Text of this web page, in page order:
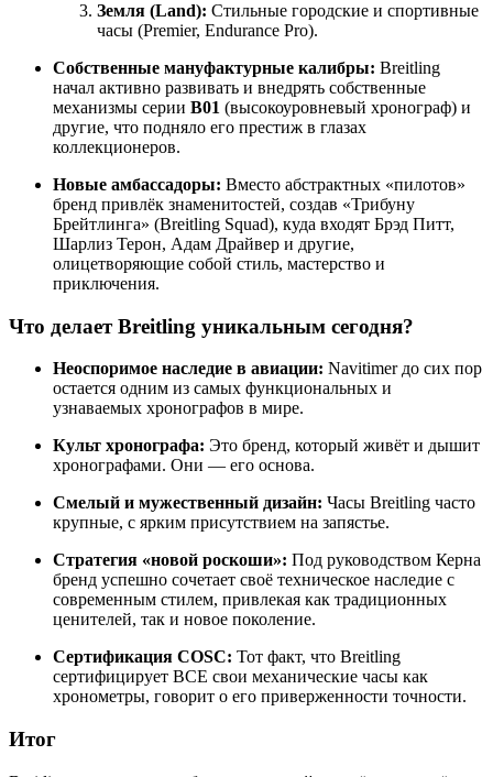
Земля (Land): Стильные городские и спортивные
часы (Premier, Endurance Pro).
Собственные мануфактурные калибры: Breitling
начал активно развивать и внедрять собственные
механизмы серии B01 (высокоуровневый хронограф) и
другие, что подняло его престиж в глазах
коллекционеров.
Новые амбассадоры: Вместо абстрактных «пилотов»
бренд привлёк знаменитостей, создав «Трибуну
Брейтлинга» (Breitling Squad), куда входят Брэд Питт,
Шарлиз Терон, Адам Драйвер и другие,
олицетворяющие собой стиль, мастерство и
приключения.
Что делает Breitling уникальным сегодня?
Неоспоримое наследие в авиации: Navitimer до сих пор
остается одним из самых функциональных и
узнаваемых хронографов в мире.
Культ хронографа: Это бренд, который живёт и дышит
хронографами. Они — его основа.
Смелый и мужественный дизайн: Часы Breitling часто
крупные, с ярким присутствием на запястье.
Стратегия «новой роскоши»: Под руководством Керна
бренд успешно сочетает своё техническое наследие с
современным стилем, привлекая как традиционных
ценителей, так и новое поколение.
Сертификация COSC: Тот факт, что Breitling
сертифицирует ВСЕ свои механические часы как
хронометры, говорит о его приверженности точности.
Итог